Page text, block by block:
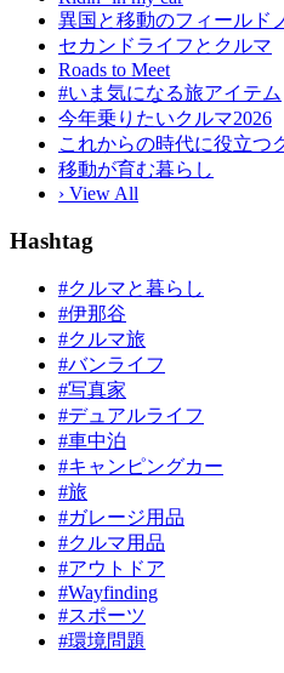
異国と移動のフィールド
セカンドライフとクルマ
Roads to Meet
#いま気になる旅アイテム
今年乗りたいクルマ2026
これからの時代に役立つ
移動が育む暮らし
› View All
Hashtag
#クルマと暮らし
#伊那谷
#クルマ旅
#バンライフ
#写真家
#デュアルライフ
#車中泊
#キャンピングカー
#旅
#ガレージ用品
#クルマ用品
#アウトドア
#Wayfinding
#スポーツ
#環境問題